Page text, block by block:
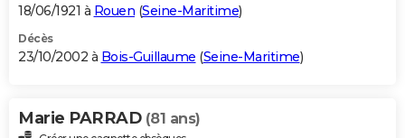
18/06/1921 à Rouen (Seine-Maritime)
Décès
23/10/2002 à Bois-Guillaume (Seine-Maritime)
Marie PARRAD (81 ans)